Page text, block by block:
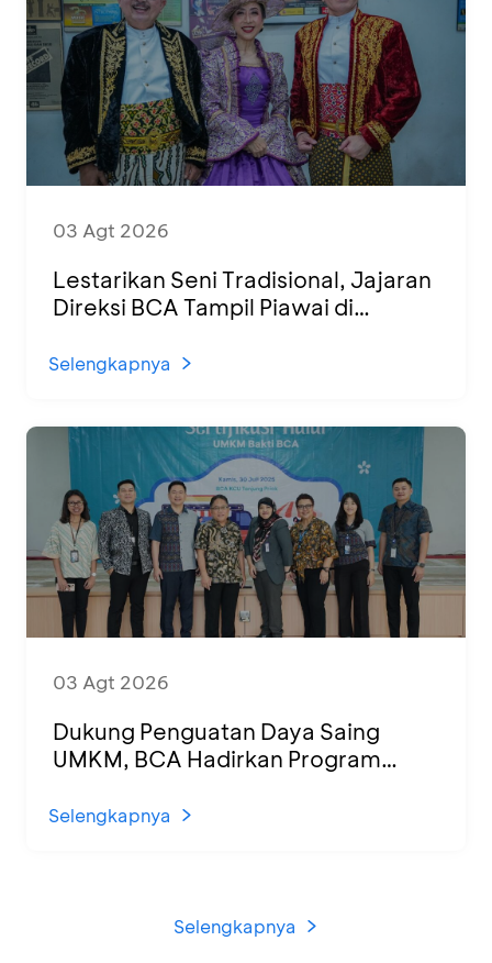
03 Agt 2026
Lestarikan Seni Tradisional, Jajaran
Direksi BCA Tampil Piawai di
Selengkapnya
03 Agt 2026
Dukung Penguatan Daya Saing
UMKM, BCA Hadirkan Program
di KCU Tanjung Priok
Selengkapnya
Selengkapnya